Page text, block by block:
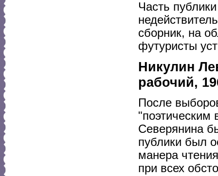
Часть
сборник, на
футуристы
Никулин
рабочий,
После
"поэтическим
Северянина
публики был
манера
при всех